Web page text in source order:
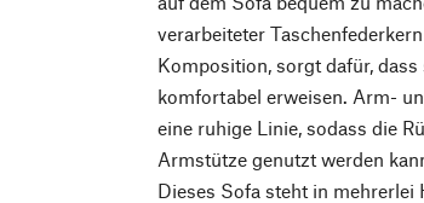
verarbeiteter
Komposition, sorgt dafür,
komfortabel erweisen. Arm-
eine ruhige Linie, sodass die
Armstütze genutzt werden
Dieses Sofa steht in